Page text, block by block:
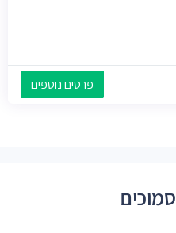
פרטים נוספים